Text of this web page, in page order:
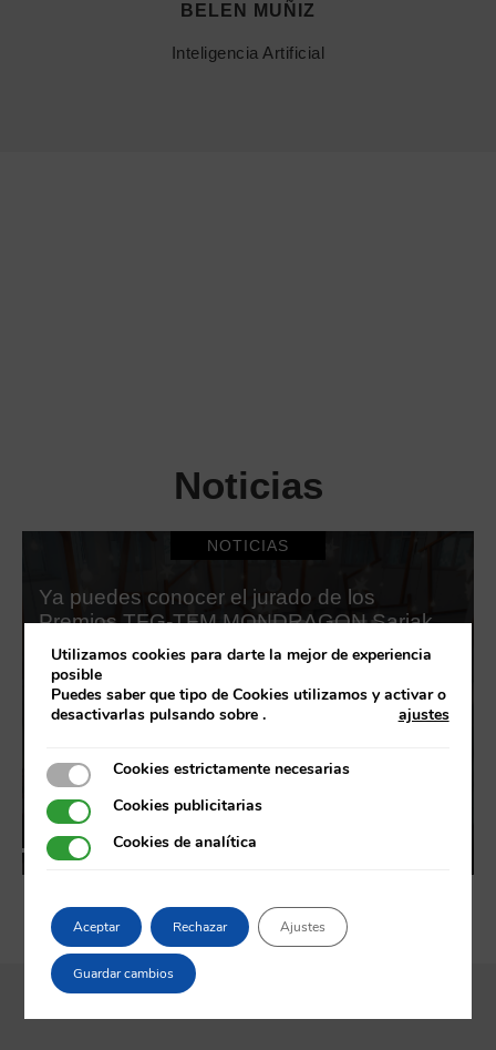
BELEN MUÑIZ
Inteligencia Artificial
Noticias
NOTICIAS
Ya puedes conocer el jurado de los
Premios TFG-TFM MONDRAGON Sariak
2026
SABER MÁS
Utilizamos cookies para darte la mejor de experiencia
posible
Puedes saber que tipo de Cookies utilizamos y activar o
desactivarlas pulsando sobre
ajustes
.
Cookies estrictamente necesarias
Cookies estrictamente necesarias
Cookies publicitarias
Cookies publicitarias
Cookies de analítica
Cookies de analítica
Aceptar Rechazar Ajustes
Guardar cambios